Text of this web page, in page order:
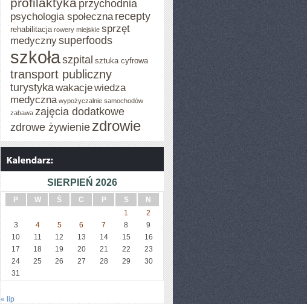
przychodnia
psychologia społeczna recepty
rehabilitacja rowery miejskie sprzęt
medycznysuperfoods
szkołaszpital sztuka cyfrowa
transport publiczny
turystykawakacjewiedza
medyczna wypożyczalnie samochodów
zabawa zajęcia dodatkowe
zdrowe żywienie zdrowie
SIERPIEŃ 2026
P W Ś C P S
N
1
2
3
4 5 6 7 8
9
10
11 12 13 14 15
16
17
18 19 20 21 22
23
24
25 26 27 28 29
30
31
« lip